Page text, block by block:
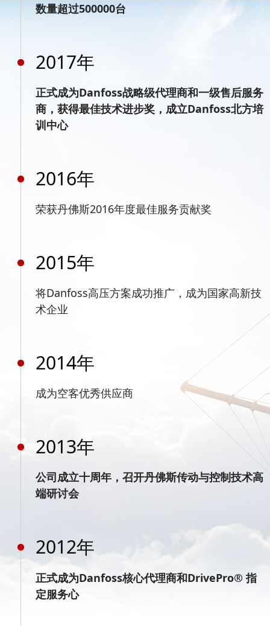
数量超过500000台
2017年
正式成为Danfoss战略级代理商和一级售后服务
商，获得最佳技术进步奖，成立Danfoss北方培
训中心
2016年
荣获丹佛斯2016年度最佳服务贡献奖
2015年
将Danfoss高压方案成功推广，成为国家高新技
术企业
2014年
成为空客优秀供应商
2013年
公司成立十周年，召开丹佛斯传动与控制技术高
端研讨会
2012年
正式成为Danfoss核心代理商和DrivePro® 指
定服务心